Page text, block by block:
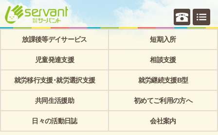
個別相
放課後等デイサービス 短期入所
児童発達支援 相談支援
就労移行支援･就労選択支援 就労継続支援B型
共同生活援助 初めてご利用の方へ
日々の活動日誌 会社案内